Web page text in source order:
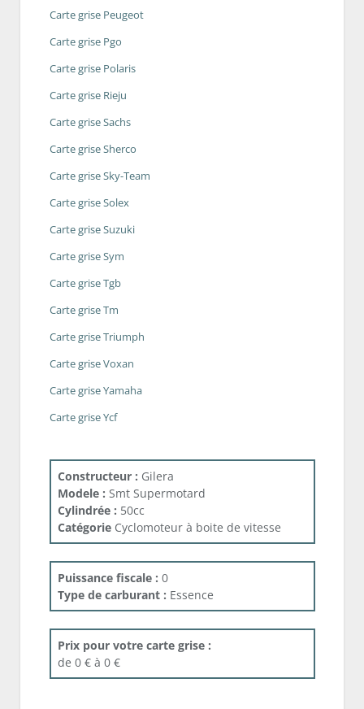
Carte grise Peugeot
Carte grise Pgo
Carte grise Polaris
Carte grise Rieju
Carte grise Sachs
Carte grise Sherco
Carte grise Sky-Team
Carte grise Solex
Carte grise Suzuki
Carte grise Sym
Carte grise Tgb
Carte grise Tm
Carte grise Triumph
Carte grise Voxan
Carte grise Yamaha
Carte grise Ycf
Constructeur : Gilera
Modele : Smt Supermotard
Cylindrée : 50cc
Catégorie Cyclomoteur à boite de vitesse
Puissance fiscale : 0
Type de carburant : Essence
Prix pour votre carte grise :
de 0 € à 0 €